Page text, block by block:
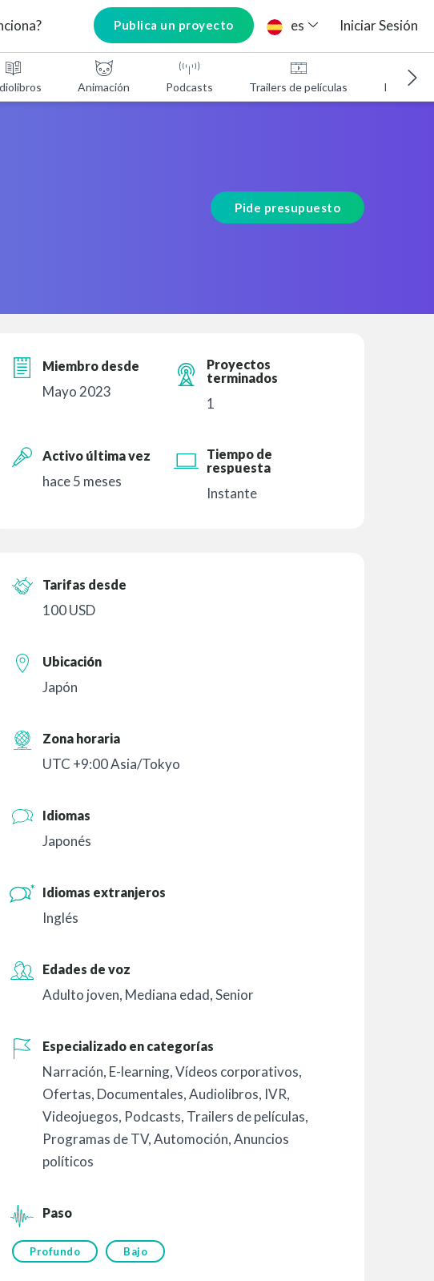
Publica un proyecto es Iniciar Sesión
Animación Podcasts Trailers de películas
Pide presupuesto
Miembro desde
Mayo 2023
Proyectos
terminados
1
Activo última vez
hace 5 meses
Tiempo de
respuesta
Instante
Tarifas desde
100 USD
Ubicación
Japón
Zona horaria
UTC +9:00 Asia/Tokyo
Idiomas
Japonés
Idiomas extranjeros
Inglés
Edades de voz
Adulto joven, Mediana edad,Senior
Especializado en categorías
Narración, E-learning,Vídeos corporativos,
Ofertas, Documentales,Audiolibros, IVR,
Videojuegos, Podcasts, Trailers de películas,
Programas de TV,Automoción,Anuncios
políticos
Paso
Profundo Bajo